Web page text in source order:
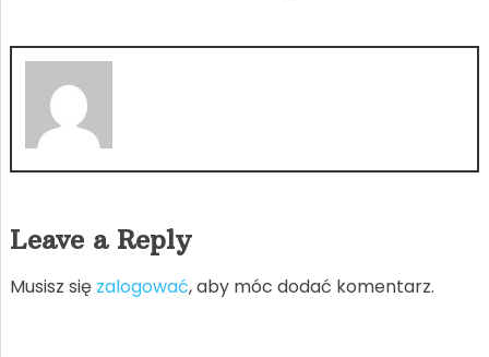
Leave a Reply
Musisz się zalogować, aby móc dodać komentarz.